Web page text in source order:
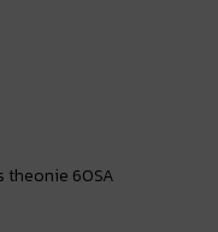
theonie 60SA